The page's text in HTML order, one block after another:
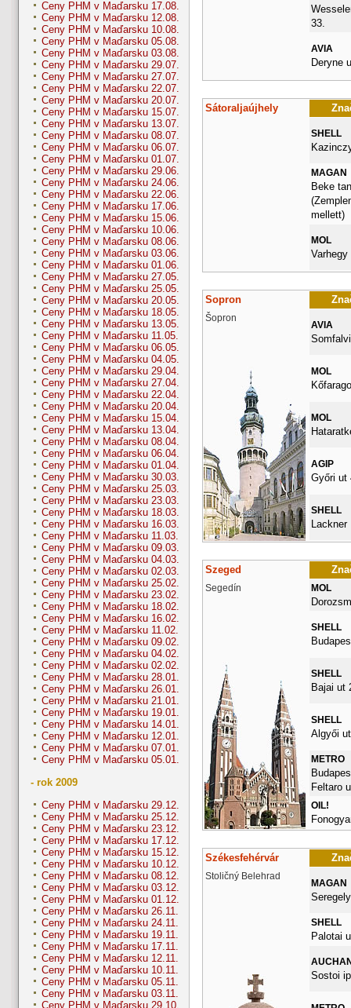
Ceny PHM v Maďarsku 17.08.
Ceny PHM v Maďarsku 12.08.
Ceny PHM v Maďarsku 10.08.
Ceny PHM v Maďarsku 05.08.
Ceny PHM v Maďarsku 03.08.
Ceny PHM v Maďarsku 29.07.
Ceny PHM v Maďarsku 27.07.
Ceny PHM v Maďarsku 22.07.
Ceny PHM v Maďarsku 20.07.
Ceny PHM v Maďarsku 15.07.
Ceny PHM v Maďarsku 13.07.
Ceny PHM v Maďarsku 08.07.
Ceny PHM v Maďarsku 06.07.
Ceny PHM v Maďarsku 01.07.
Ceny PHM v Maďarsku 29.06.
Ceny PHM v Maďarsku 24.06.
Ceny PHM v Maďarsku 22.06.
Ceny PHM v Maďarsku 17.06.
Ceny PHM v Maďarsku 15.06.
Ceny PHM v Maďarsku 10.06.
Ceny PHM v Maďarsku 08.06.
Ceny PHM v Maďarsku 03.06.
Ceny PHM v Maďarsku 01.06.
Ceny PHM v Maďarsku 27.05.
Ceny PHM v Maďarsku 25.05.
Ceny PHM v Maďarsku 20.05.
Ceny PHM v Maďarsku 18.05.
Ceny PHM v Maďarsku 13.05.
Ceny PHM v Maďarsku 11.05.
Ceny PHM v Maďarsku 06.05.
Ceny PHM v Maďarsku 04.05.
Ceny PHM v Maďarsku 29.04.
Ceny PHM v Maďarsku 27.04.
Ceny PHM v Maďarsku 22.04.
Ceny PHM v Maďarsku 20.04.
Ceny PHM v Maďarsku 15.04.
Ceny PHM v Maďarsku 13.04.
Ceny PHM v Maďarsku 08.04.
Ceny PHM v Maďarsku 06.04.
Ceny PHM v Maďarsku 01.04.
Ceny PHM v Maďarsku 30.03.
Ceny PHM v Maďarsku 25.03.
Ceny PHM v Maďarsku 23.03.
Ceny PHM v Maďarsku 18.03.
Ceny PHM v Maďarsku 16.03.
Ceny PHM v Maďarsku 11.03.
Ceny PHM v Maďarsku 09.03.
Ceny PHM v Maďarsku 04.03.
Ceny PHM v Maďarsku 02.03.
Ceny PHM v Maďarsku 25.02.
Ceny PHM v Maďarsku 23.02.
Ceny PHM v Maďarsku 18.02.
Ceny PHM v Maďarsku 16.02.
Ceny PHM v Maďarsku 11.02.
Ceny PHM v Maďarsku 09.02.
Ceny PHM v Maďarsku 04.02.
Ceny PHM v Maďarsku 02.02.
Ceny PHM v Maďarsku 28.01.
Ceny PHM v Maďarsku 26.01.
Ceny PHM v Maďarsku 21.01.
Ceny PHM v Maďarsku 19.01.
Ceny PHM v Maďarsku 14.01.
Ceny PHM v Maďarsku 12.01.
Ceny PHM v Maďarsku 07.01.
Ceny PHM v Maďarsku 05.01.
- rok 2009
Ceny PHM v Maďarsku 29.12.
Ceny PHM v Maďarsku 25.12.
Ceny PHM v Maďarsku 23.12.
Ceny PHM v Maďarsku 17.12.
Ceny PHM v Maďarsku 15.12.
Ceny PHM v Maďarsku 10.12.
Ceny PHM v Maďarsku 08.12.
Ceny PHM v Maďarsku 03.12.
Ceny PHM v Maďarsku 01.12.
Ceny PHM v Maďarsku 26.11.
Ceny PHM v Maďarsku 24.11.
Ceny PHM v Maďarsku 19.11.
Ceny PHM v Maďarsku 17.11.
Ceny PHM v Maďarsku 12.11.
Ceny PHM v Maďarsku 10.11.
Ceny PHM v Maďarsku 05.11.
Ceny PHM v Maďarsku 03.11.
Ceny PHM v Maďarsku 29.10.
33.
AVIA
Deryne
Sátoraljaújhely
SHELL
MAGAN
Beke
mellett)
MOL
Sopron
Šopron
AVIA
MOL
MOL
AGIP
Győri ut
SHELL
Szeged
Segedín MOL
SHELL
SHELL
Bajai ut
SHELL
Algyői ut
METRO
Feltaro
OIL!
Székesfehérvár
Stoličný Belehrad
MAGAN
SHELL
Palotai
Sostoi